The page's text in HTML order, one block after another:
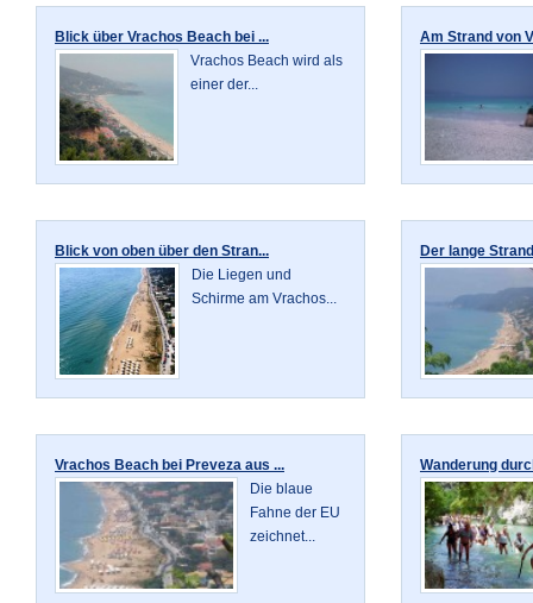
Blick über Vrachos Beach bei ...
Vrachos Beach wird als
einer der...
Am Strand von
Blick von oben über den Stran...
Die Liegen und
Schirme am Vrachos...
Der lange
Vrachos Beach bei Preveza aus ...
Die blaue
Fahne der EU
zeichnet...
Wanderung